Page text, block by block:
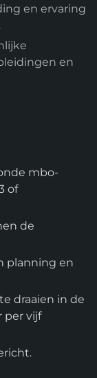
en ervaring
en
mbo-
of
de
planning en
draaien in de
per vijf